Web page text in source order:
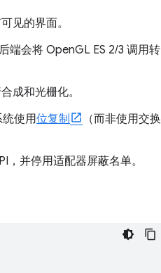
见的界面。
后端会将 OpenGL ES 2/3 调用转
成和光栅化。
使用位复制
（而非使用交换
并停用适配器屏蔽名单。